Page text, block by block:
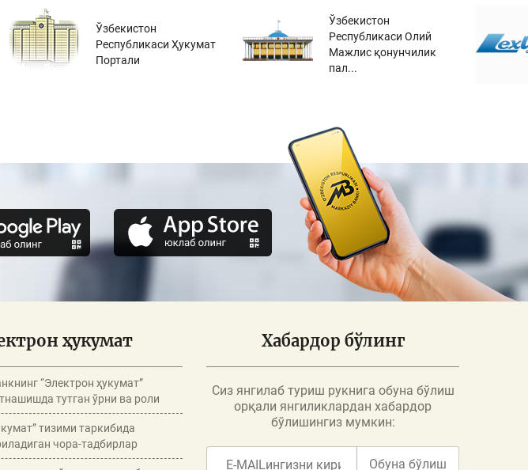
Ўзбекистон
Республикаси Ҳукумат
Портали
Ўзбекистон
Республикаси Олий
Мажлис қонунчилик
пал...
ҳукумат
“Электрон ҳукумат”
тутган ўрни ва роли
тизими таркибида
чора-тадбирлар
Хабардор бўлинг
Сиз янгилаб туриш рукнига обуна бўлиш
орқали янгиликлардан хабардор
бўлишингиз мумкин:
Обуна бўлиш